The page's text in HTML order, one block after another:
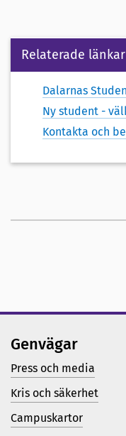
Relaterade länkar
Dalarnas
Ny student -
Kontakta och
Genvägar
Press och media
Kris och säkerhet
Campuskartor